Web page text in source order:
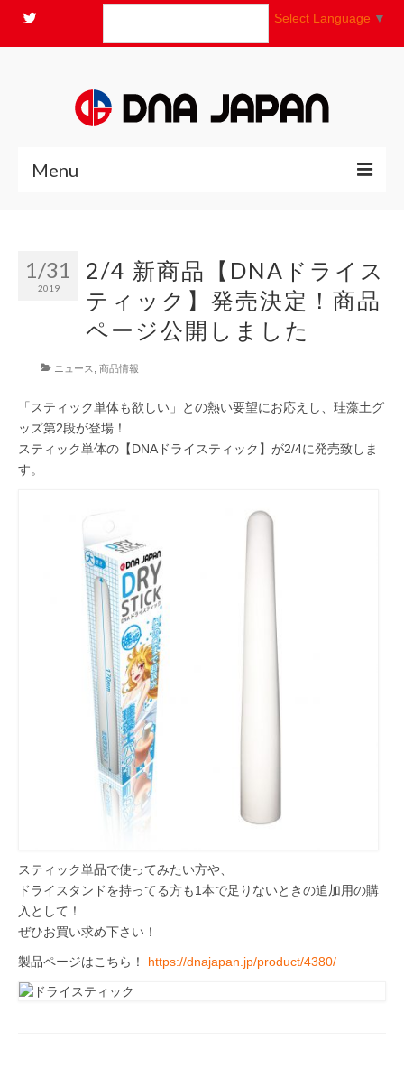
Select Language ▼
Menu
ニュース
よくあるご質問
お問い合わせ
1/31
2019
2/4 新商品【DNAドライス
ティック】発売決定！商品
ページ公開しました
ニュース 商品情報
「スティック単体も欲しい」との熱い要望にお応えし、珪藻土グ
ッズ第2段が登場！
スティック単体の【DNAドライスティック】が2/4に発売致しま
す。
スティック単品で使ってみたい方や、
ドライスタンドを持ってる方も1本で足りないときの追加用の購
入として！
ぜひお買い求め下さい！
製品ページはこちら！ https://dnajapan.jp/product/4380/